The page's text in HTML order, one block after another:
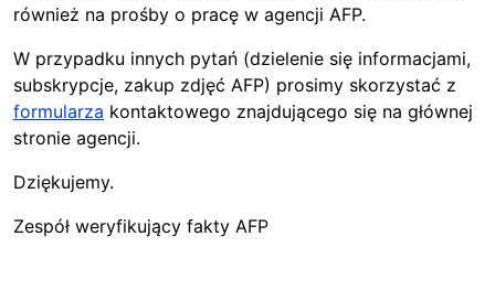
również na prośby o pracę w agencji AFP.
W przypadku innych pytań (dzielenie się informacjami,
subskrypcje, zakup zdjęć AFP) prosimy skorzystać z
formularza kontaktowego znajdującego się na głównej
stronie agencji.
Dziękujemy.
Zespół weryfikujący fakty AFP